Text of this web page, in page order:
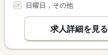
日曜日，その他
求人詳細を見る